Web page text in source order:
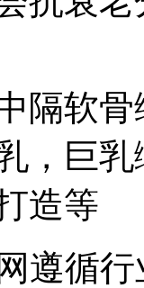
隔软
，巨
造等
遵循